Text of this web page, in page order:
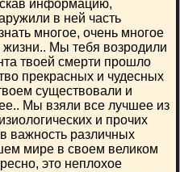
информацию,
в ней часть
многое, очень многое
Мы тебя возродили
твоей смерти прошло
прекрасных и чудесных
существовали и
Мы взяли все лучшее из
и прочих
важность различных
мире в своем великом
это неплохое